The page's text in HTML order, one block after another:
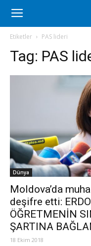
Romanya
Haber
Etiketler PAS lideri
Tag: PAS
Dünya
Moldova’da
deşifre etti:
ÖĞRETMENİN
ŞARTINA
18 Ekim 2018